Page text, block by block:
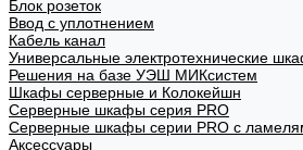
Блок розеток
Ввод с уплотнением
Кабель канал
Универсальные электротехнические
Решения на базе УЭШ МИКсистем
Шкафы серверные и Колокейшн
Серверные шкафы серия PRO
Серверные шкафы серии PRO с
Аксессуары